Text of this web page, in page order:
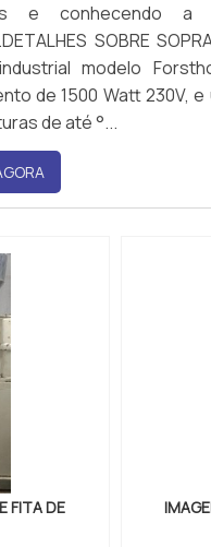
e conhecendo a
SOBRE
modelo
de 1500 Watt 230V,
de até °...
FITA DE